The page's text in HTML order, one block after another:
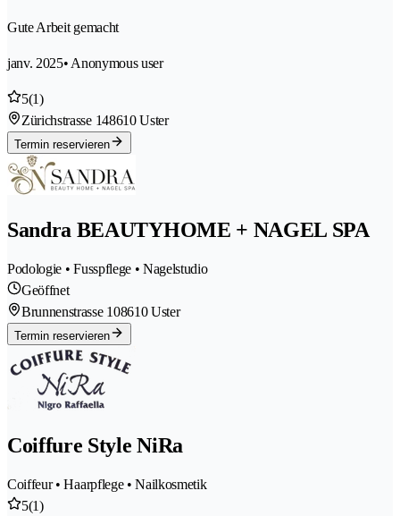
Gute Arbeit gemacht
janv. 2025• Anonymous user
5(1)
Zürichstrasse 148610 Uster
Termin reservieren
Sandra BEAUTYHOME + NAGEL SPA
Podologie • Fusspflege • Nagelstudio
Geöffnet
Brunnenstrasse 108610 Uster
Termin reservieren
Coiffure Style NiRa
Coiffeur • Haarpflege • Nailkosmetik
5(1)